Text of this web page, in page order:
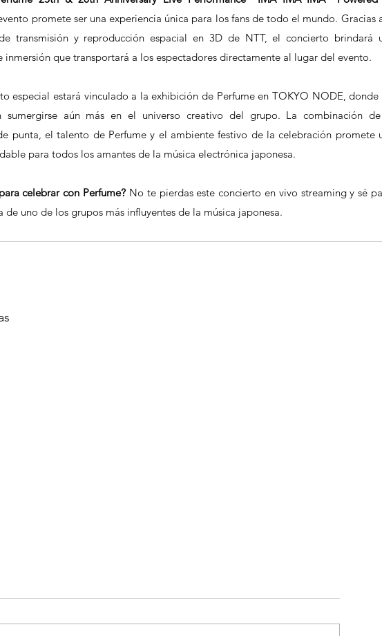
promete ser una experiencia única para los fans de todo el mundo. Gracias
transmisión y reproducción espacial en 3D de NTT, el concierto brindará
inmersión que transportará a los espectadores directamente al lugar del evento.
especial estará vinculado a la exhibición de Perfume en TOKYO NODE, donde
sumergirse aún más en el universo creativo del grupo. La combinación
punta, el talento de Perfume y el ambiente festivo de la celebración promete
para todos los amantes de la música electrónica japonesa.
celebrar con Perfume? No te pierdas este concierto en vivo streaming y sé
de uno de los grupos más influyentes de la música japonesa.